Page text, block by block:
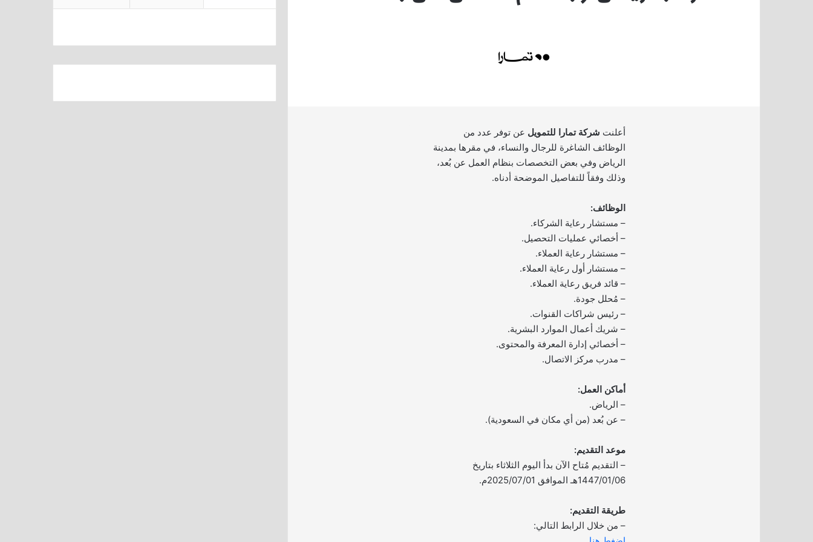
أعلنت شركة تمارا للتمويل عن توفر عدد من
الوظائف الشاغرة للرجال والنساء، في مقرها بمدينة
الرياض وفي بعض التخصصات بنظام العمل عن بُعد،
وذلك وفقاً للتفاصيل الموضحة أدناه.
الوظائف:
– مستشار رعاية الشركاء.
– أخصائي عمليات التحصيل.
– مستشار رعاية العملاء.
– مستشار أول رعاية العملاء.
– قائد فريق رعاية العملاء.
– مُحلل جودة.
– رئيس شراكات القنوات.
– شريك أعمال الموارد البشرية.
– أخصائي إدارة المعرفة والمحتوى.
– مدرب مركز الاتصال.
أماكن العمل:
– الرياض.
– عن بُعد (من أي مكان في السعودية).
موعد التقديم:
– التقديم مُتاح الآن بدأ اليوم الثلاثاء بتاريخ
1447/01/06هـ الموافق 2025/07/01م.
طريقة التقديم:
– من خلال الرابط التالي: